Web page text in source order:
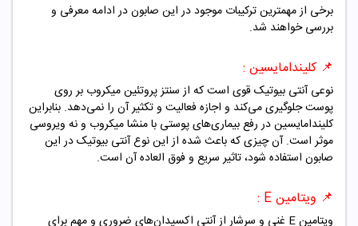
برخی از مهمترین ترکیبات موجود در این صابون در ادامه معرفی و
بررسی خواهند شد.
📌 کلیندامایسین :
نوعی آنتی بیوتیک قوی است که از سنتز پروتئین میکروب بر روی
پوست جلوگیری می‌کند و اجازه فعالیت و تکثیر آن را نمی‌دهد. بنابراین
کلیندامایسین در رفع بیماری‌های پوستی با منشا میکروب و نه ویروسی
موثر است. آن چیزی که باعث شده از این نوع آنتی بیوتیک در این
صابون استفاده شود، تاثیر سریع و فوق العاده آن است.
📌 ویتامین E :
ویتامین E غنی و سرشار از آنتی اکسیدان‌های ضروری و مهم برای